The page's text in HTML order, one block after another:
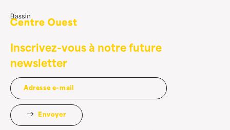
Inscrivez-vous à notre future
newsletter
Envoyer